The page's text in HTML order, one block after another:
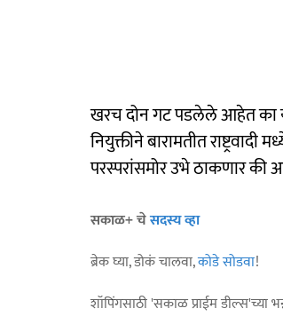
खरच दोन गट पडलेले आहेत का
नियुक्तीने बारामतीत
परस्परांसमोर उभे ठाकणार
सकाळ+ चेसदस्य व्हा
ब्रेक घ्या, डोकं चालवा,कोडे सोडवा!
शॉपिंगसाठी 'सकाळ प्राईम डील्स'च्या